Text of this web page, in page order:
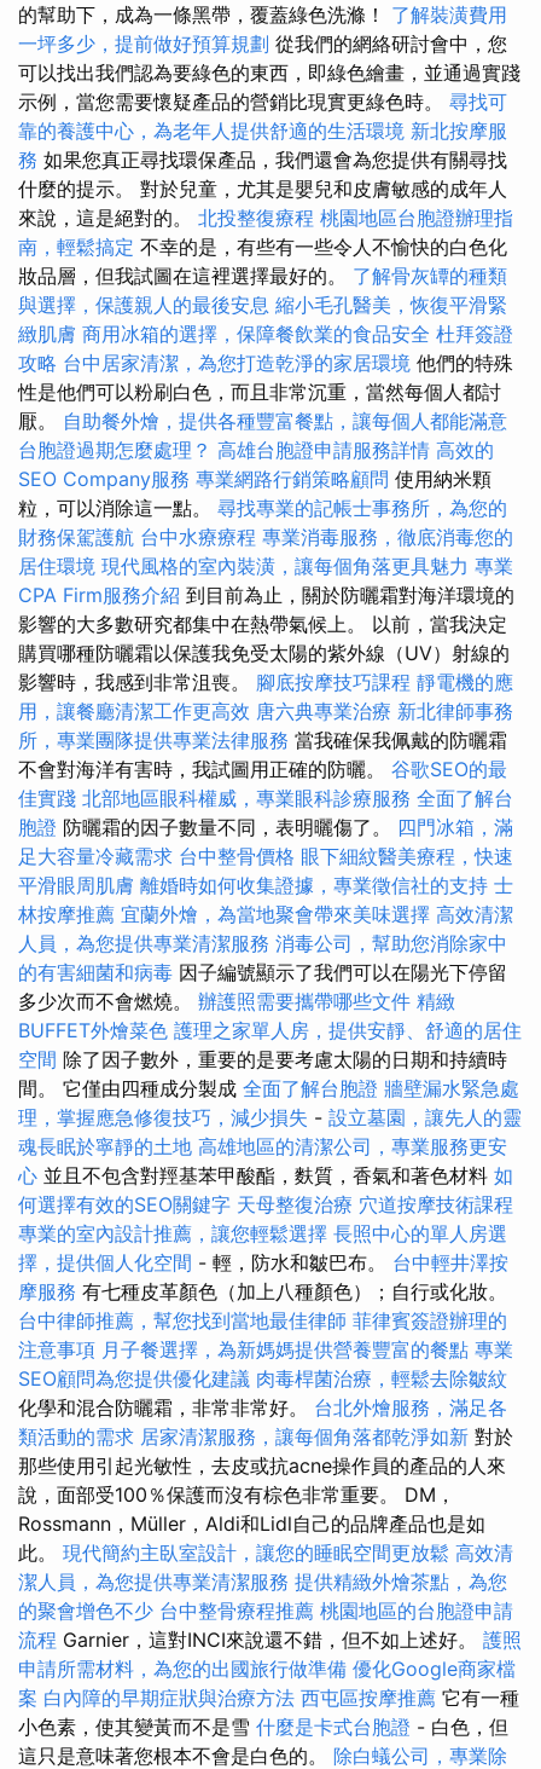
的幫助下，成為一條黑帶，覆蓋綠色洗滌！ 了解裝潢費用
一坪多少，提前做好預算規劃 從我們的網絡研討會中，您
可以找出我們認為要綠色的東西，即綠色繪畫，並通過實踐
示例，當您需要懷疑產品的營銷比現實更綠色時。 尋找可
靠的養護中心，為老年人提供舒適的生活環境 新北按摩服
務 如果您真正尋找環保產品，我們還會為您提供有關尋找
什麼的提示。 對於兒童，尤其是嬰兒和皮膚敏感的成年人
來說，這是絕對的。 北投整復療程 桃園地區台胞證辦理指
南，輕鬆搞定 不幸的是，有些有一些令人不愉快的白色化
妝品層，但我試圖在這裡選擇最好的。 了解骨灰罈的種類
與選擇，保護親人的最後安息 縮小毛孔醫美，恢復平滑緊
緻肌膚 商用冰箱的選擇，保障餐飲業的食品安全 杜拜簽證
攻略 台中居家清潔，為您打造乾淨的家居環境 他們的特殊
性是他們可以粉刷白色，而且非常沉重，當然每個人都討
厭。 自助餐外燴，提供各種豐富餐點，讓每個人都能滿意
台胞證過期怎麼處理？ 高雄台胞證申請服務詳情 高效的
SEO Company服務 專業網路行銷策略顧問 使用納米顆
粒，可以消除這一點。 尋找專業的記帳士事務所，為您的
財務保駕護航 台中水療療程 專業消毒服務，徹底消毒您的
居住環境 現代風格的室內裝潢，讓每個角落更具魅力 專業
CPA Firm服務介紹 到目前為止，關於防曬霜對海洋環境的
影響的大多數研究都集中在熱帶氣候上。 以前，當我決定
購買哪種防曬霜以保護我免受太陽的紫外線（UV）射線的
影響時，我感到非常沮喪。 腳底按摩技巧課程 靜電機的應
用，讓餐廳清潔工作更高效 唐六典專業治療 新北律師事務
所，專業團隊提供專業法律服務 當我確保我佩戴的防曬霜
不會對海洋有害時，我試圖用正確的防曬。 谷歌SEO的最
佳實踐 北部地區眼科權威，專業眼科診療服務 全面了解台
胞證 防曬霜的因子數量不同，表明曬傷了。 四門冰箱，滿
足大容量冷藏需求 台中整骨價格 眼下細紋醫美療程，快速
平滑眼周肌膚 離婚時如何收集證據，專業徵信社的支持 士
林按摩推薦 宜蘭外燴，為當地聚會帶來美味選擇 高效清潔
人員，為您提供專業清潔服務 消毒公司，幫助您消除家中
的有害細菌和病毒 因子編號顯示了我們可以在陽光下停留
多少次而不會燃燒。 辦護照需要攜帶哪些文件 精緻
BUFFET外燴菜色 護理之家單人房，提供安靜、舒適的居住
空間 除了因子數外，重要的是要考慮太陽的日期和持續時
間。 它僅由四種成分製成 全面了解台胞證 牆壁漏水緊急處
理，掌握應急修復技巧，減少損失 - 設立墓園，讓先人的靈
魂長眠於寧靜的土地 高雄地區的清潔公司，專業服務更安
心 並且不包含對羥基苯甲酸酯，麩質，香氣和著色材料 如
何選擇有效的SEO關鍵字 天母整復治療 穴道按摩技術課程
專業的室內設計推薦，讓您輕鬆選擇 長照中心的單人房選
擇，提供個人化空間 - 輕，防水和皺巴布。 台中輕井澤按
摩服務 有七種皮革顏色（加上八種顏色）；自行或化妝。
台中律師推薦，幫您找到當地最佳律師 菲律賓簽證辦理的
注意事項 月子餐選擇，為新媽媽提供營養豐富的餐點 專業
SEO顧問為您提供優化建議 肉毒桿菌治療，輕鬆去除皺紋
化學和混合防曬霜，非常非常好。 台北外燴服務，滿足各
類活動的需求 居家清潔服務，讓每個角落都乾淨如新 對於
那些使用引起光敏性，去皮或抗acne操作員的產品的人來
說，面部受100％保護而沒有棕色非常重要。 DM，
Rossmann，Müller，Aldi和Lidl自己的品牌產品也是如
此。 現代簡約主臥室設計，讓您的睡眠空間更放鬆 高效清
潔人員，為您提供專業清潔服務 提供精緻外燴茶點，為您
的聚會增色不少 台中整骨療程推薦 桃園地區的台胞證申請
流程 Garnier，這對INCI來說還不錯，但不如上述好。 護照
申請所需材料，為您的出國旅行做準備 優化Google商家檔
案 白內障的早期症狀與治療方法 西屯區按摩推薦 它有一種
小色素，使其變黃而不是雪 什麼是卡式台胞證 - 白色，但
這只是意味著您根本不會是白色的。 除白蟻公司，專業除